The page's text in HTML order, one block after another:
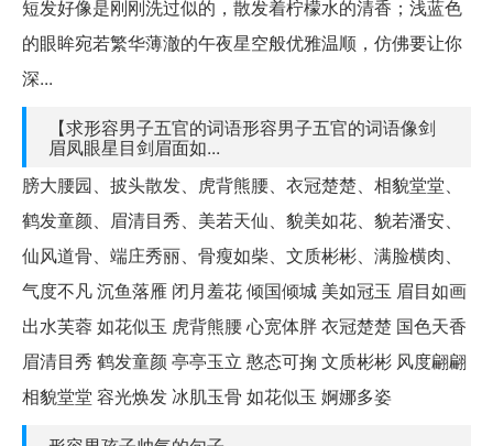
短发好像是刚刚洗过似的，散发着柠檬水的清香；浅蓝色
的眼眸宛若繁华薄澈的午夜星空般优雅温顺，仿佛要让你
深...
【求形容男子五官的词语形容男子五官的词语像剑
眉凤眼星目剑眉面如...
膀大腰园、披头散发、虎背熊腰、衣冠楚楚、相貌堂堂、
鹤发童颜、眉清目秀、美若天仙、貌美如花、貌若潘安、
仙风道骨、端庄秀丽、骨瘦如柴、文质彬彬、满脸横肉、
气度不凡 沉鱼落雁 闭月羞花 倾国倾城 美如冠玉 眉目如画
出水芙蓉 如花似玉 虎背熊腰 心宽体胖 衣冠楚楚 国色天香
眉清目秀 鹤发童颜 亭亭玉立 憨态可掬 文质彬彬 风度翩翩
相貌堂堂 容光焕发 冰肌玉骨 如花似玉 婀娜多姿